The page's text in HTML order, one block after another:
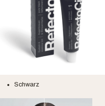
Schwarz